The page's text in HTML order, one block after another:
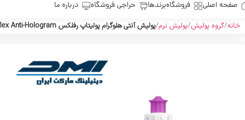
صفحه اصلی فروشگاهبرندها حراجی فروشگاه درباره ما
خانه گروه پولیش پولیش نرم پولیش آنتی هلوگرام پولیتاپ رفلکس Polytop Reflex Anti-Hologram حجم 250 میلی